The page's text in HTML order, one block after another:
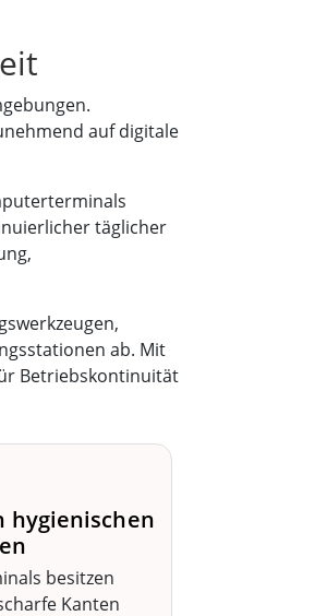
auf digitale
täglicher
ab. Mit
Betriebskontinuität
hygienischen
besitzen
Kanten